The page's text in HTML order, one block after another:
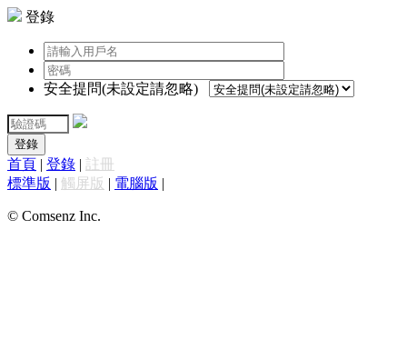
登錄
安全提問(未設定請忽略)
登錄
首頁 | 登錄 | 註冊
標準版 | 觸屏版 | 電腦版 |
© Comsenz Inc.